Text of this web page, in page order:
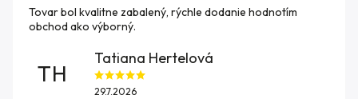
Tovar bol kvalitne zabalený, rýchle dodanie hodnotím
obchod ako výborný.
TH
Tatiana Hertelová
29.7.2026